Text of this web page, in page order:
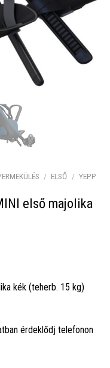
/ ELSŐ / YEPP
első majolika
kék (teherb. 15 kg)
érdeklődj telefonon